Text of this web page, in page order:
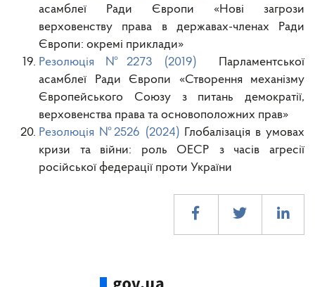
асамблеї Ради Європи «Нові загрози
верховенству права в державах-членах Ради
Європи: окремі приклади»
Резолюція №2273 (2019)Парламентської
асамблеї Ради Європи «Створення механізму
Європейського Союзу з питань демократії,
верховенства права та основоположних прав»
Резолюція №2526 (2024)Глобалізація в умовах
кризи та війни: роль ОЕСР з часів агресії
російської федерації проти України